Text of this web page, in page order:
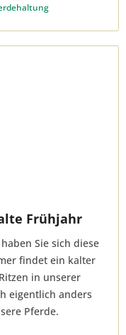
Frühjahr
Sie sich diese
findet ein kalter
in unserer
eigentlich anders
Pferde.